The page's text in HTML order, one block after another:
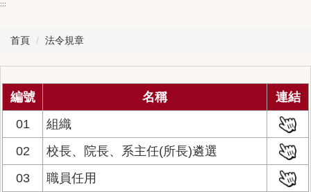
:::
首頁 法令規章
編號 名稱
連結
01
組織
02
校長、院長、系主任(所長)遴選
03
職員任用